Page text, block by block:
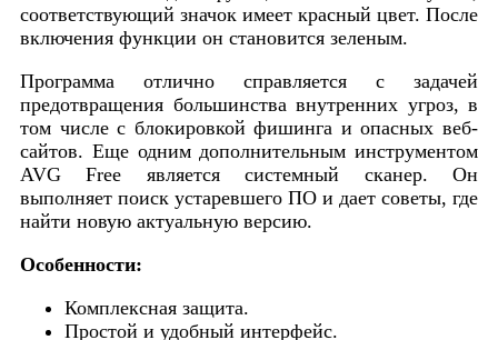
соответствующий значок имеет красный цвет. После
включения функции он становится зеленым.
Программа отлично справляется с задачей
предотвращения большинства внутренних угроз, в
том числе с блокировкой фишинга и опасных веб-
сайтов. Еще одним дополнительным инструментом
AVG Free является системный сканер. Он
выполняет поиск устаревшего ПО и дает советы, где
найти новую актуальную версию.
Особенности:
Комплексная защита.
Простой и удобный интерфейс.